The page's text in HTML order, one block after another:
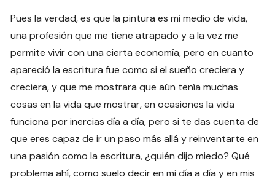
Pues la verdad, es que la pintura es mi medio de vida,
una profesión que me tiene atrapado y a la vez me
permite vivir con una cierta economía, pero en cuanto
apareció la escritura fue como si el sueño creciera y
creciera, y que me mostrara que aún tenía muchas
cosas en la vida que mostrar, en ocasiones la vida
funciona por inercias día a día, pero si te das cuenta de
que eres capaz de ir un paso más allá y reinventarte en
una pasión como la escritura, ¿quién dijo miedo? Qué
problema ahí, como suelo decir en mi día a día y en mis